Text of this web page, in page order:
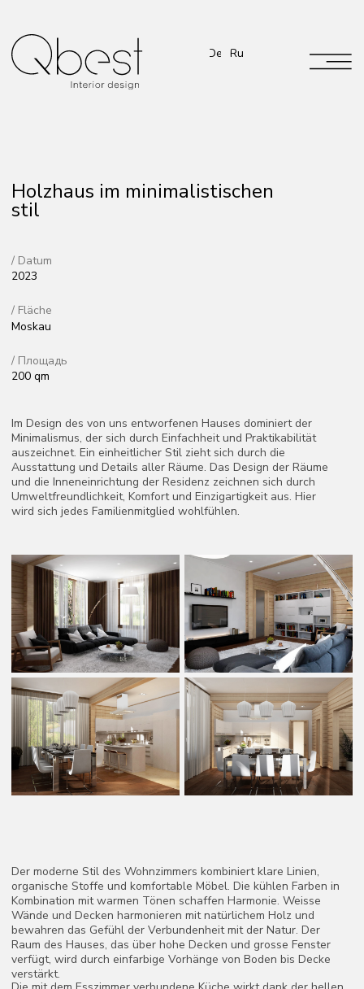
Im Design des von uns entworfenen Hauses dominiert der
Minimalismus, der sich durch Einfachheit und Praktikabilität
auszeichnet. Ein einheitlicher Stil zieht sich durch die
Ausstattung und Details aller Räume. Das Design der Räume
Umweltfreundlichkeit, Komfort und Einzigartigkeit aus. Hier
wird sich jedes Familienmitglied wohlfühlen.
/ Datum
2023
200 qm
/ Площадь
Der moderne Stil des Wohnzimmers kombiniert klare Linien,
organische Stoffe und komfortable Möbel. Die kühlen Farben in
Kombination mit warmen Tönen schaffen Harmonie. Weisse
Wände und Decken harmonieren mit natürlichem Holz und
bewahren das Gefühl der Verbundenheit mit der Natur. Der
Raum des Hauses, das über hohe Decken und grosse Fenster
verfügt, wird durch einfarbige Vorhänge von Boden bis Decke
verstärkt.
Die mit dem Esszimmer verbundene Küche wirkt dank der hellen
Möbel, der modernen Ausstattung und des Holzes schlicht. Der
Raum wird optisch durch unverkleidetes Holz erweitert und
durch luftige, gefaltete Vorhänge in die Höhe gezogen.
Praktische Möbel mit Metallelementen betonen den makellosen
Stil der Küche. Die Leichtigkeit der natürlichen Verkleidung mit
klaren Linien füllt den Raum mit Luft und Licht.
Nach oben